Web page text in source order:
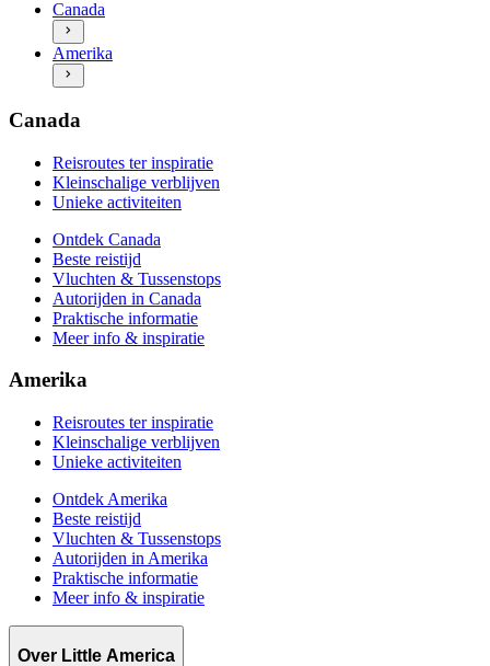
Autorijden in Canada
Praktische informatie
Meer info & inspiratie
Ontdek Amerika
Beste reistijd
Vluchten & Tussenstops
Praktische informatie
Canada
Amerika
Canada
Reisroutes ter inspiratie
Kleinschalige verblijven
Unieke activiteiten
Ontdek Canada
Beste reistijd
Vluchten & Tussenstops
Autorijden in Canada
Praktische informatie
Meer info & inspiratie
Amerika
Reisroutes ter inspiratie
Kleinschalige verblijven
Unieke activiteiten
Ontdek Amerika
Beste reistijd
Vluchten & Tussenstops
Autorijden in Amerika
Praktische informatie
Meer info & inspiratie
Over Little America